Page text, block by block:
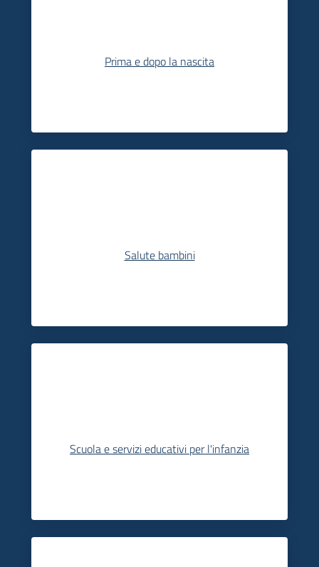
Prima e dopo la nascita
Salute bambini
Scuola e servizi educativi per l'infanzia